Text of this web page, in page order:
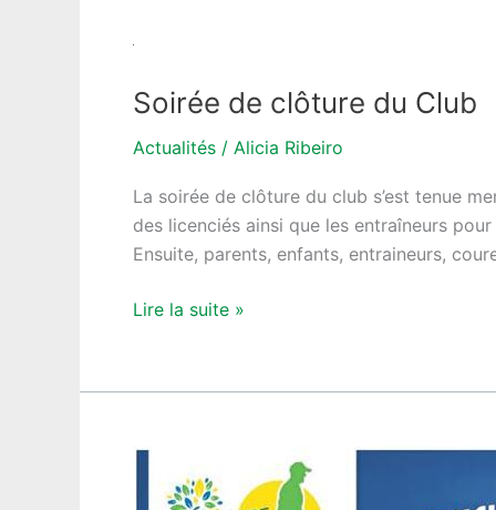
Soirée de clôture du Club
Actualités / Alicia Ribeiro
La soirée de clôture du club s’est tenue
des licenciés ainsi que les entraîneurs
Ensuite, parents, enfants, entraineurs,
Soirée
clôture
Club
Lire la suite »
Championnats